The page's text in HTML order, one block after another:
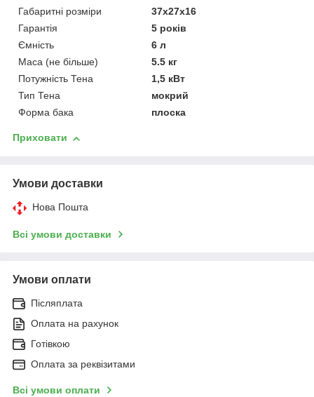
вітчизняного і
імпортного
НАШІ ПЕРЕВАГИ СПІВПРАЦІ З НАМИ
2 Висококласне обслуговування наших клієнтів.
4
кур'єром та відправка транспортним
Габаритні розміри
37x27x16
Гарантія
5 років
Ємність
6 л
Маса (не більше)
5.5 кг
Потужність Тена
1,5 кВт
Тип Тена
мокрий
Форма бака
плоска
Приховати
Умови доставки
Нова Пошта
Всі умови доставки
Умови оплати
Післяплата
Оплата на рахунок
Готівкою
Оплата за реквізитами
Всі умови оплати